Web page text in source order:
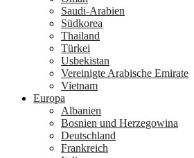
Saudi-Arabien
Südkorea
Thailand
Türkei
Usbekistan
Vereinigte Arabische Emirate
Vietnam
Europa
Albanien
Bosnien und Herzegowina
Deutschland
Frankreich